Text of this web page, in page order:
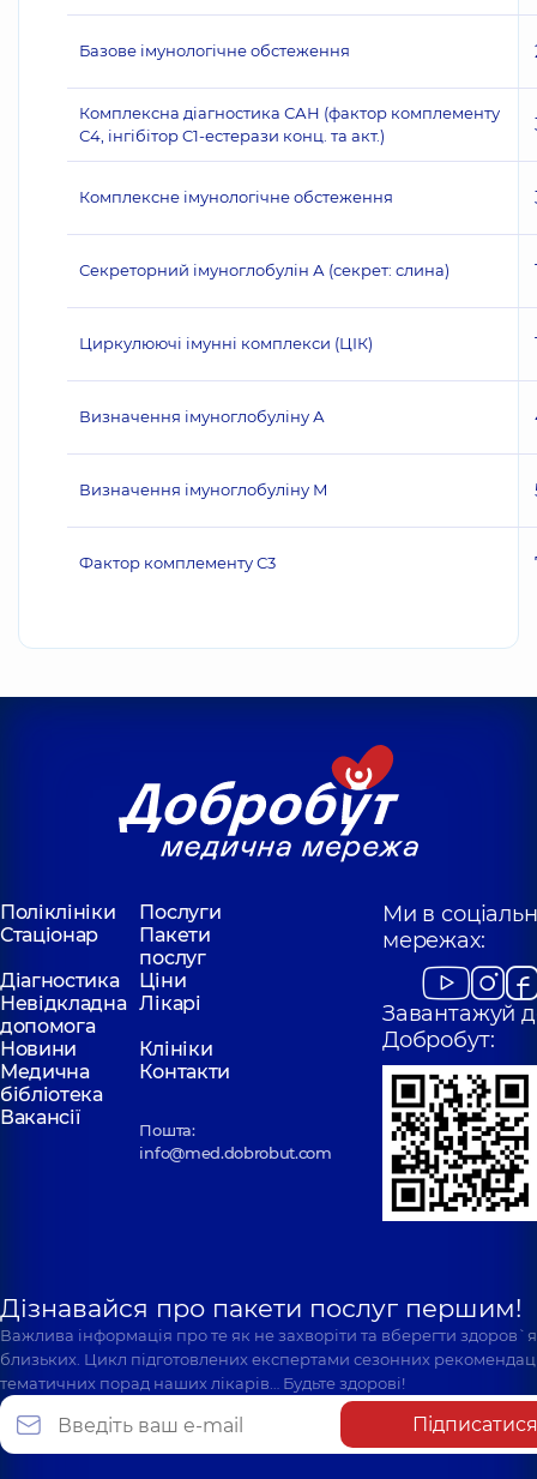
Базове імунологічне обстеження
Комплексна діагностика САН (фактор комплементу
С4, інгібітор C1-естерази конц. та акт.)
Комплексне імунологічне обстеження
Секреторний імуноглобулін А (секрет: слина)
Циркулюючі імунні комплекси (ЦІК)
Визначення імуноглобуліну А
Визначення імуноглобуліну М
Фактор комплементу С3
Поліклініки
Послуги
Стаціонар
Пакети
послуг
Діагностика
Ціни
Невідкладна
допомога
Лікарі
Новини
Клініки
Медична
бібліотека
Контакти
Вакансії
Пошта:
info@med.dobrobut.com
Ми в
мережах:
Завантажуй
Добробут:
Дізнавайся про пакети послуг першим!
Важлива інформація про те як не захворіти та вберегти
близьких. Цикл підготовлених експертами сезонних
тематичних порад наших лікарів… Будьте здорові!
Підписатися